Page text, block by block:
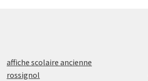
affiche scolaire ancienne
rossignol